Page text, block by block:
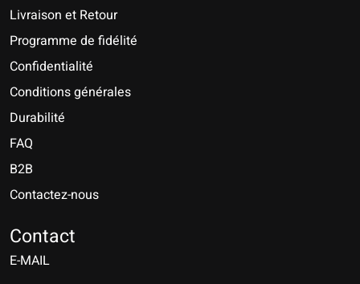
Livraison et Retour
Programme de fidélité
Confidentialité
Conditions générales
Durabilité
FAQ
B2B
Contactez-nous
Contact
E-MAIL